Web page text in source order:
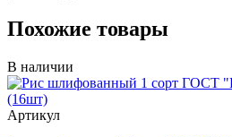
Похожие товары
В наличии
Артикул